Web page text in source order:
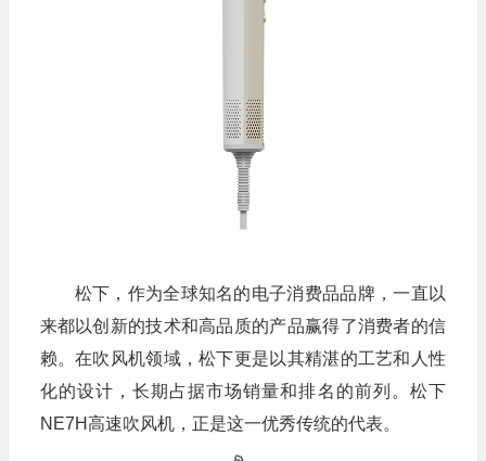
松下，作为全球知名的电子消费品品牌，一直以
来都以创新的技术和高品质的产品赢得了消费者的信
赖。在吹风机领域，松下更是以其精湛的工艺和人性
化的设计，长期占据市场销量和排名的前列。松下
NE7H高速吹风机，正是这一优秀传统的代表。